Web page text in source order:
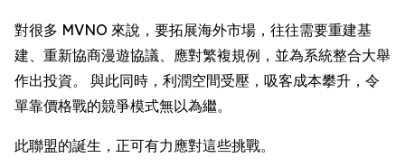
對很多 MVNO 來說，要拓展海外市場，往往需要重建基
建、重新協商漫遊協議、應對繁複規例，並為系統整合大舉
作出投資。 與此同時，利潤空間受壓，吸客成本攀升，令
單靠價格戰的競爭模式無以為繼。
此聯盟的誕生，正可有力應對這些挑戰。